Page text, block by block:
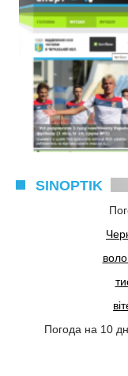
SINOPTIK
Погода на 10